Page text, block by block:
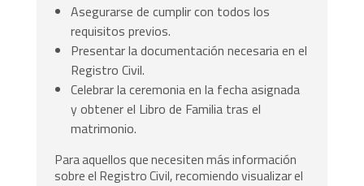
Asegurarse de cumplir con todos los
requisitos previos.
Presentar la documentación necesaria en el
Registro Civil.
Celebrar la ceremonia en la fecha asignada
y obtener el Libro de Familia tras el
matrimonio.
Para aquellos que necesiten más información
sobre el Registro Civil, recomiendo visualizar el